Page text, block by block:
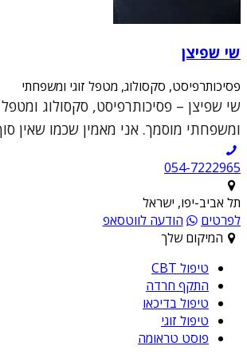
שי שפיצן
פסיכותרפיסט, סקסולוג, מטפל זוגי ומשפחתי
ומשפחתי מוסמך. אני מאמין שכמו שאין
054-7222965
תל אביב-יפו, ישראל
לפרטים
הודעה לווטסאפ
המיקום שלך
טיפול CBT
התקף חרדה
טיפול בדיכאו
טיפול זוגי
פוסט טראומה